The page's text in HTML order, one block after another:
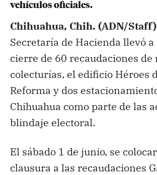
vehículos oficiales.
Chihuahua, Chih. (ADN/
Secretaría de Hacienda llevó a
cierre de 60 recaudaciones de
colecturías, el edificio Héroes
Reforma y dos
Chihuahua como parte de las
blindaje electoral.
El sábado 1 de junio, se
clausura a las recaudaciones